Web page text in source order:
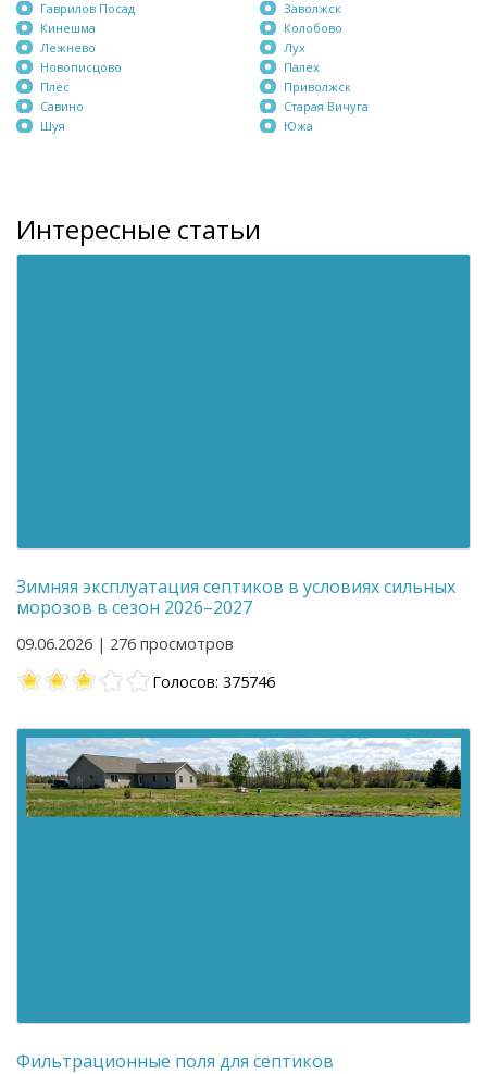
Гаврилов Посад
Кинешма
Лежнево
Новописцово
Плёс
Савино
Шуя
Заволжск
Колобово
Лух
Палех
Приволжск
Старая Вичуга
Южа
Интересные статьи
Зимняя эксплуатация септиков в условиях сильных
морозов в сезон 2026–2027
09.06.2026 | 276 просмотров
Голосов: 375746
Фильтрационные поля для септиков